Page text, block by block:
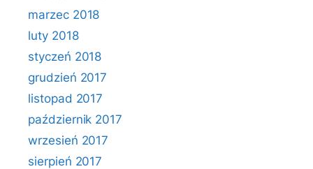
marzec 2018
luty 2018
styczeń 2018
grudzień 2017
listopad 2017
październik 2017
wrzesień 2017
sierpień 2017